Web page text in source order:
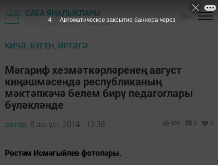
САБА ЯҢАЛЫКЛАРЫ
"Саба таңнары" газетасы - Саба районы
КИЧӘ, БҮГЕН, ИРТӘГӘ
Мәгариф хезмәткәрләренең август
киңәшмәсендә республиканың
мәктәпкәчә белем бирү педагоглары
бүләкләнде
автор, 8 август 2014 - 12:38 930 0 0
Рөстәм Исмәгыйлев фотолары.
3 Автоматическое закрытие баннера через